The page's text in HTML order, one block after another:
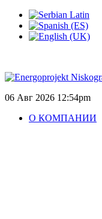
06 Авг 2026 12:54pm
О КОМПАНИИ